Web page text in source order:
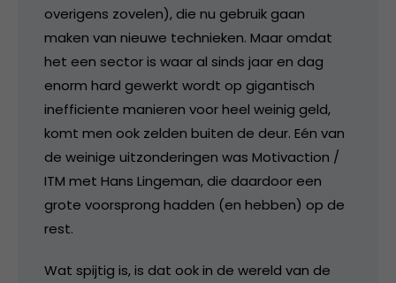
overigens zovelen), die nu gebruik gaan
maken van nieuwe technieken. Maar omdat
het een sector is waar al sinds jaar en dag
enorm hard gewerkt wordt op gigantisch
inefficiente manieren voor heel weinig geld,
komt men ook zelden buiten de deur. Eén van
de weinige uitzonderingen was Motivaction /
ITM met Hans Lingeman, die daardoor een
grote voorsprong hadden (en hebben) op de
rest.
Wat spijtig is, is dat ook in de wereld van de